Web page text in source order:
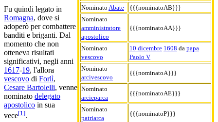
Nominato Abate
{{{nominatoAB}}}
Nominato
amministratore
apostolico
{{{nominatoAA}}}
Nominato
vescovo
10 dicembre 1608 da papa
Paolo V
Nominato
arcivescovo
{{{nominatoA}}}
Nominato
arcieparca
{{{nominatoAE}}}
Nominato
patriarca
{{{nominatoP}}}
Fu quindi legato in
Romagna, dove si
adoperò per combattere
banditi e briganti. Dal
momento che non
otteneva risultati
significativi, negli anni
1617-19, l'allora
vescovo di Forlì,
Cesare Bartolelli, venne
nominato delegato
apostolico in sua
vece[1].